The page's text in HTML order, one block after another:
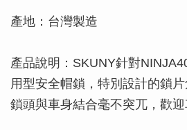
產地：台灣製造
產品說明：SKUNY針對
用型安全帽鎖，特別設計的鎖
鎖頭與車身結合毫不突兀，歡